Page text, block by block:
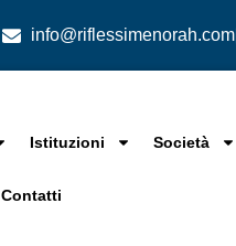
info@riflessimenorah.com
Istituzioni Società
Contatti